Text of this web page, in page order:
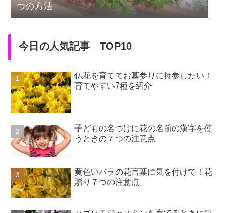
つの方法
今日の人気記事 TOP10
仏花を育ててお墓参りに持参したい！
育てやすい7種を紹介
子どもの名づけに花の名前の漢字を使
うときの７つの注意点
黄色いバラの花言葉に気を付けて！花
贈り７つの注意点